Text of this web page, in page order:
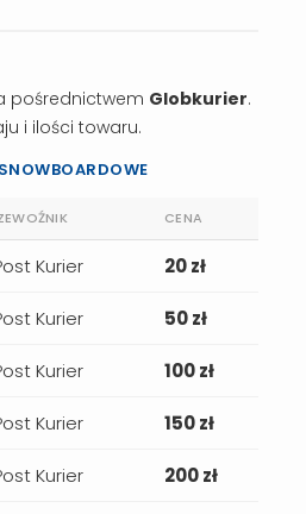
pośrednictwem Globkurier.
i ilości towaru.
CENA
Kurier 20 zł
Kurier 50 zł
Kurier 100 zł
Kurier 150 zł
Kurier 200 zł